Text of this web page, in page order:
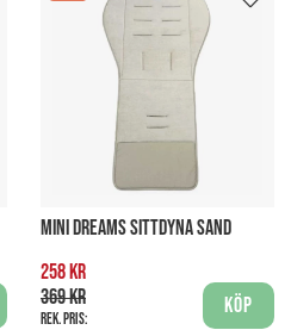
MINI DREAMS SITTDYNA SAND
258 kr
369 kr
Rek. pris:
Köp